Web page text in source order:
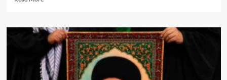
Iran
Lancarkan
Serangan
ke
Pesawat
F-